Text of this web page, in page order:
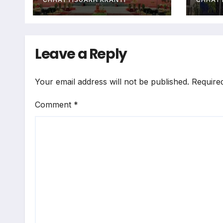
Leave a Reply
Your email address will not be published.
Comment *